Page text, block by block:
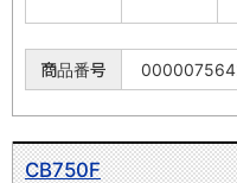
商品番号
CB750F